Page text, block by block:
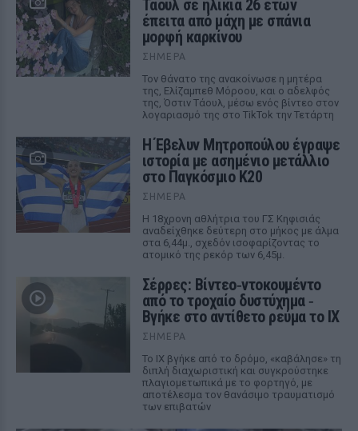
Τάουλ σε ηλικία 26 ετών
έπειτα από μάχη με σπάνια
μορφή καρκίνου
ΣΉΜΕΡΑ
Τον θάνατο της ανακοίνωσε η μητέρα
της, Ελίζαμπεθ Μόροου, και ο αδελφός
της, Όστιν Τάουλ, μέσω ενός βίντεο στον
λογαριασμό της στο TikTok την Τετάρτη
Η Έβελυν Μητροπούλου έγραψε
ιστορία με ασημένιο μετάλλιο
στο Παγκόσμιο Κ20
ΣΉΜΕΡΑ
Η 18χρονη αθλήτρια του ΓΣ Κηφισιάς
αναδείχθηκε δεύτερη στο μήκος με άλμα
στα 6,44μ., σχεδόν ισοφαρίζοντας το
ατομικό της ρεκόρ των 6,45μ.
Σέρρες: Βίντεο‑ντοκουμέντο
από το τροχαίο δυστύχημα ‑
Βγήκε στο αντίθετο ρεύμα το ΙΧ
ΣΉΜΕΡΑ
Το ΙΧ βγήκε από το δρόμο, «καβάλησε» τη
διπλή διαχωριστική και συγκρούστηκε
πλαγιομετωπικά με το φορτηγό, με
αποτέλεσμα τον θανάσιμο τραυματισμό
των επιβατών